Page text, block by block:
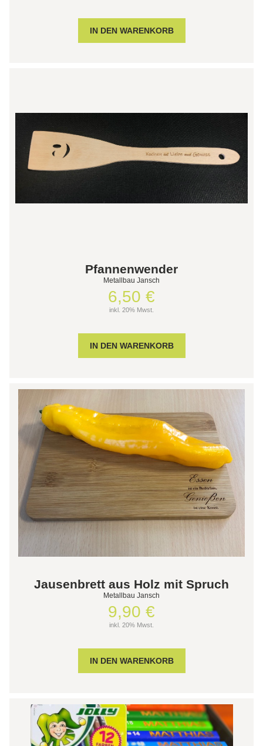
Pfannenwender
Metallbau Jansch
6,50 €
inkl. 20% Mwst.
Jausenbrett aus Holz mit Spruch
Metallbau Jansch
9,90 €
inkl. 20% Mwst.